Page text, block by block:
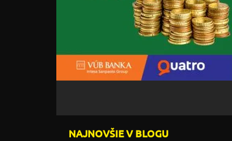
NAJNOVŠIE V BLOGU